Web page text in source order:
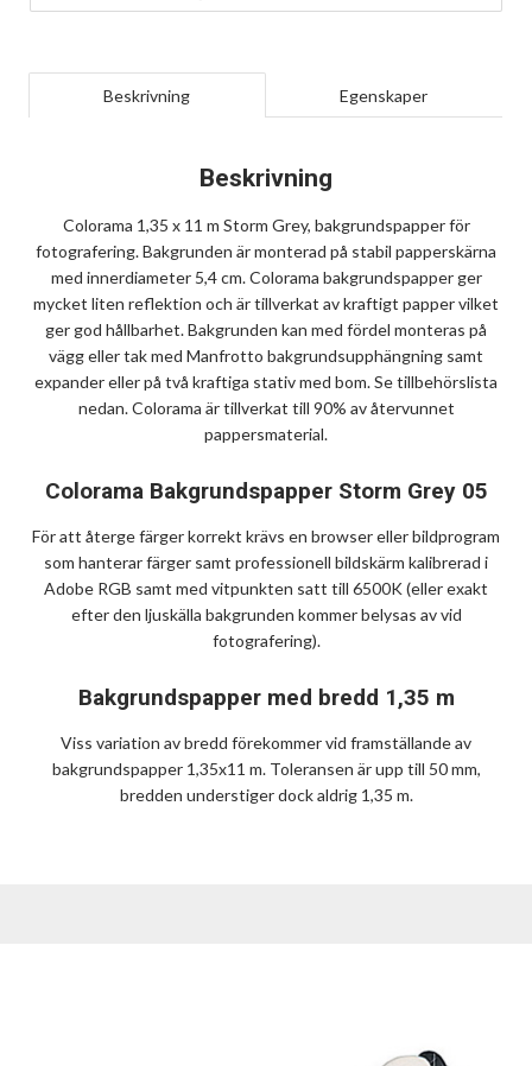
Beskrivning Egenskaper
Beskrivning
Colorama 1,35 x 11 m Storm Grey, bakgrundspapper för
fotografering. Bakgrunden är monterad på stabil papperskärna
med innerdiameter 5,4 cm. Colorama bakgrundspapper ger
mycket liten reflektion och är tillverkat av kraftigt papper vilket
ger god hållbarhet. Bakgrunden kan med fördel monteras på
vägg eller tak med Manfrotto bakgrundsupphängning samt
expander eller på två kraftiga stativ med bom. Se tillbehörslista
nedan. Colorama är tillverkat till 90% av återvunnet
pappersmaterial.
Colorama Bakgrundspapper Storm Grey 05
För att återge färger korrekt krävs en browser eller bildprogram
som hanterar färger samt professionell bildskärm kalibrerad i
Adobe RGB samt med vitpunkten satt till 6500K (eller exakt
efter den ljuskälla bakgrunden kommer belysas av vid
fotografering).
Bakgrundspapper med bredd 1,35 m
Viss variation av bredd förekommer vid framställande av
bakgrundspapper 1,35x11 m. Toleransen är upp till 50 mm,
bredden understiger dock aldrig 1,35 m.